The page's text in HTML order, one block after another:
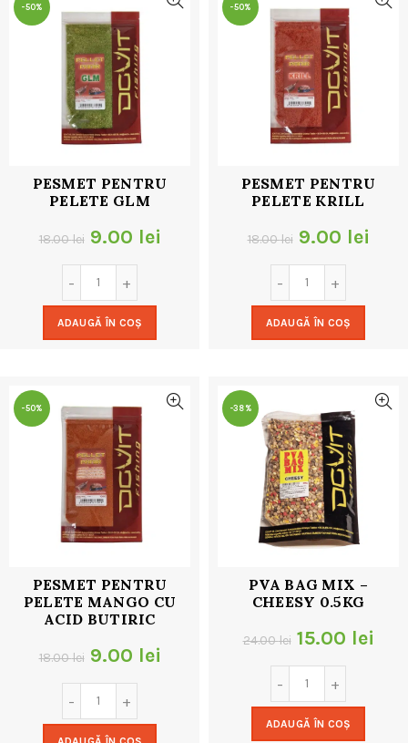
-50%
PESMET PENTRU
PELETE GLM
18.00lei Prețul
inițial
a
fost:
9.00 lei
ADAUGĂ ÎN COȘ
-50%
PESMET PENTRU
PELETE KRILL
18.00lei Prețul
inițial
a
fost:
9.00 lei
ADAUGĂ ÎN COȘ
-50%
PESMET PENTRU
PELETE MANGO CU
ACID BUTIRIC
18.00lei Prețul
inițial
a
9.00 lei
-38%
PVA BAG MIX –
CHEESY 0.5KG
24.00lei Prețul
inițial
a
fost:
15.00 lei
ADAUGĂ ÎN COȘ